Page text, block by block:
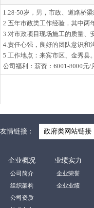
1.28-50岁，男，市政、道路桥
2.五年市政类工作经验，其中两
3.对市政项目现场施工的质量、
4.责任心强，良好的团队意识和
5.工作地点：来宾市区、金秀县。
公司福利：薪资：6001-8000元
友情链接： 政府类网站链接
企业概况
公司简介
组织架构
公司资质
业绩实力
企业荣誉
企业业绩